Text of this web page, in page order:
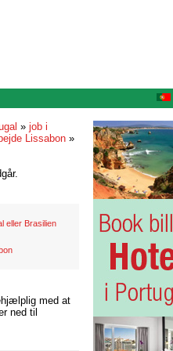
» job i
Lissabon »
eller Brasilien
med at
ned til